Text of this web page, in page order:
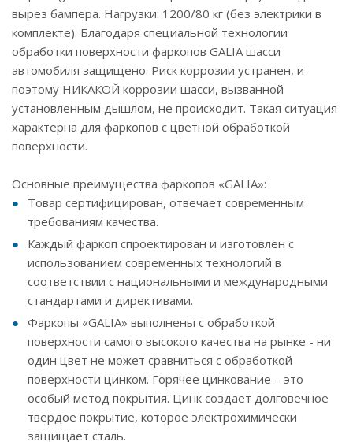
вырез бампера. Нагрузки: 1200/80 кг (без электрики в
комплекте). Благодаря специальной технологии
обработки поверхности фаркопов GALIA шасси
автомобиля защищено. Риск коррозии устранен, и
поэтому НИКАКОЙ коррозии шасси, вызванной
установленным дышлом, не происходит. Такая ситуация
характерна для фаркопов с цветной обработкой
поверхности.
Основные преимущества фаркопов «GALIA»:
Товар сертифицирован, отвечает современным
требованиям качества.
Каждый фаркоп спроектирован и изготовлен с
использованием современных технологий в
соответствии с национальными и международными
стандартами и директивами.
Фаркопы «GALIA» выполнены с обработкой
поверхности самого высокого качества на рынке - ни
один цвет не может сравниться с обработкой
поверхности цинком. Горячее цинкование – это
особый метод покрытия. Цинк создает долговечное
твердое покрытие, которое электрохимически
защищает сталь.